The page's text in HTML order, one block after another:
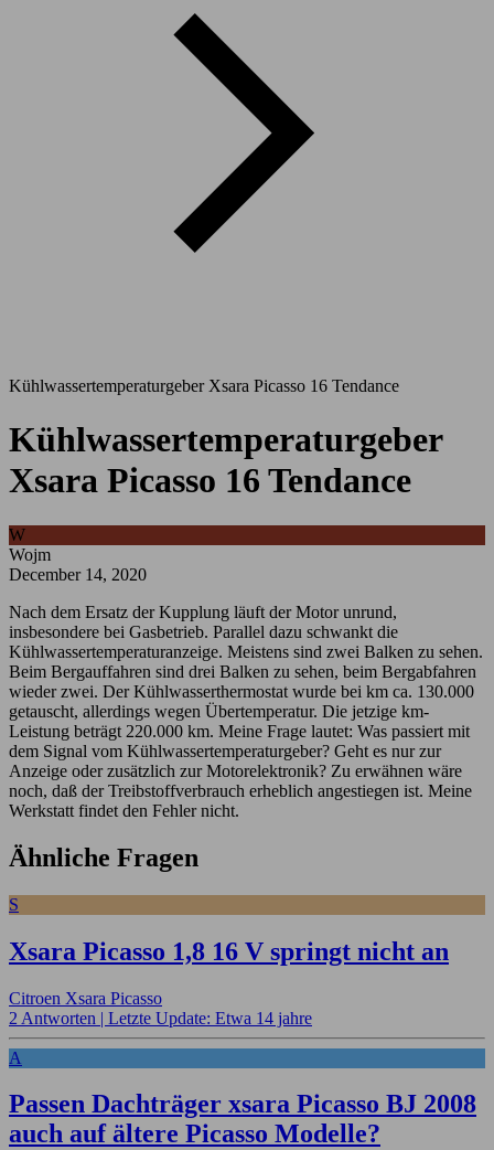
Kühlwassertemperaturgeber Xsara Picasso 16 Tendance
Kühlwassertemperaturgeber
Xsara Picasso 16 Tendance
W
Wojm
December 14, 2020
Nach dem Ersatz der Kupplung läuft der Motor unrund,
insbesondere bei Gasbetrieb. Parallel dazu schwankt die
Kühlwassertemperaturanzeige. Meistens sind zwei Balken zu sehen.
Beim Bergauffahren sind drei Balken zu sehen, beim Bergabfahren
wieder zwei. Der Kühlwasserthermostat wurde bei km ca. 130.000
getauscht, allerdings wegen Übertemperatur. Die jetzige km-
Leistung beträgt 220.000 km. Meine Frage lautet: Was passiert mit
dem Signal vom Kühlwassertemperaturgeber? Geht es nur zur
Anzeige oder zusätzlich zur Motorelektronik? Zu erwähnen wäre
noch, daß der Treibstoffverbrauch erheblich angestiegen ist. Meine
Werkstatt findet den Fehler nicht.
Ähnliche Fragen
S
Xsara Picasso 1,8 16 V springt nicht an
Citroen Xsara Picasso
2 Antworten | Letzte Update: Etwa 14 jahre
A
Passen Dachträger xsara Picasso BJ 2008
auch auf ältere Picasso Modelle?